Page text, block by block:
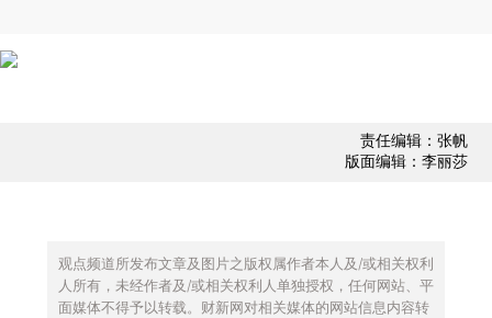
责任编辑：张帆
版面编辑：李丽莎
观点频道所发布文章及图片之版权属作者本人及/或相关权利
人所有，未经作者及/或相关权利人单独授权，任何网站、平
面媒体不得予以转载。财新网对相关媒体的网站信息内容转